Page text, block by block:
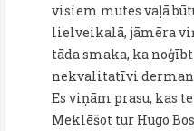
visiem mutes vaļā
lielveikalā, jāmēra
tāda smaka, ka
nekvalitatīvi
Es viņām prasu, kas
Meklēšot tur Hugo